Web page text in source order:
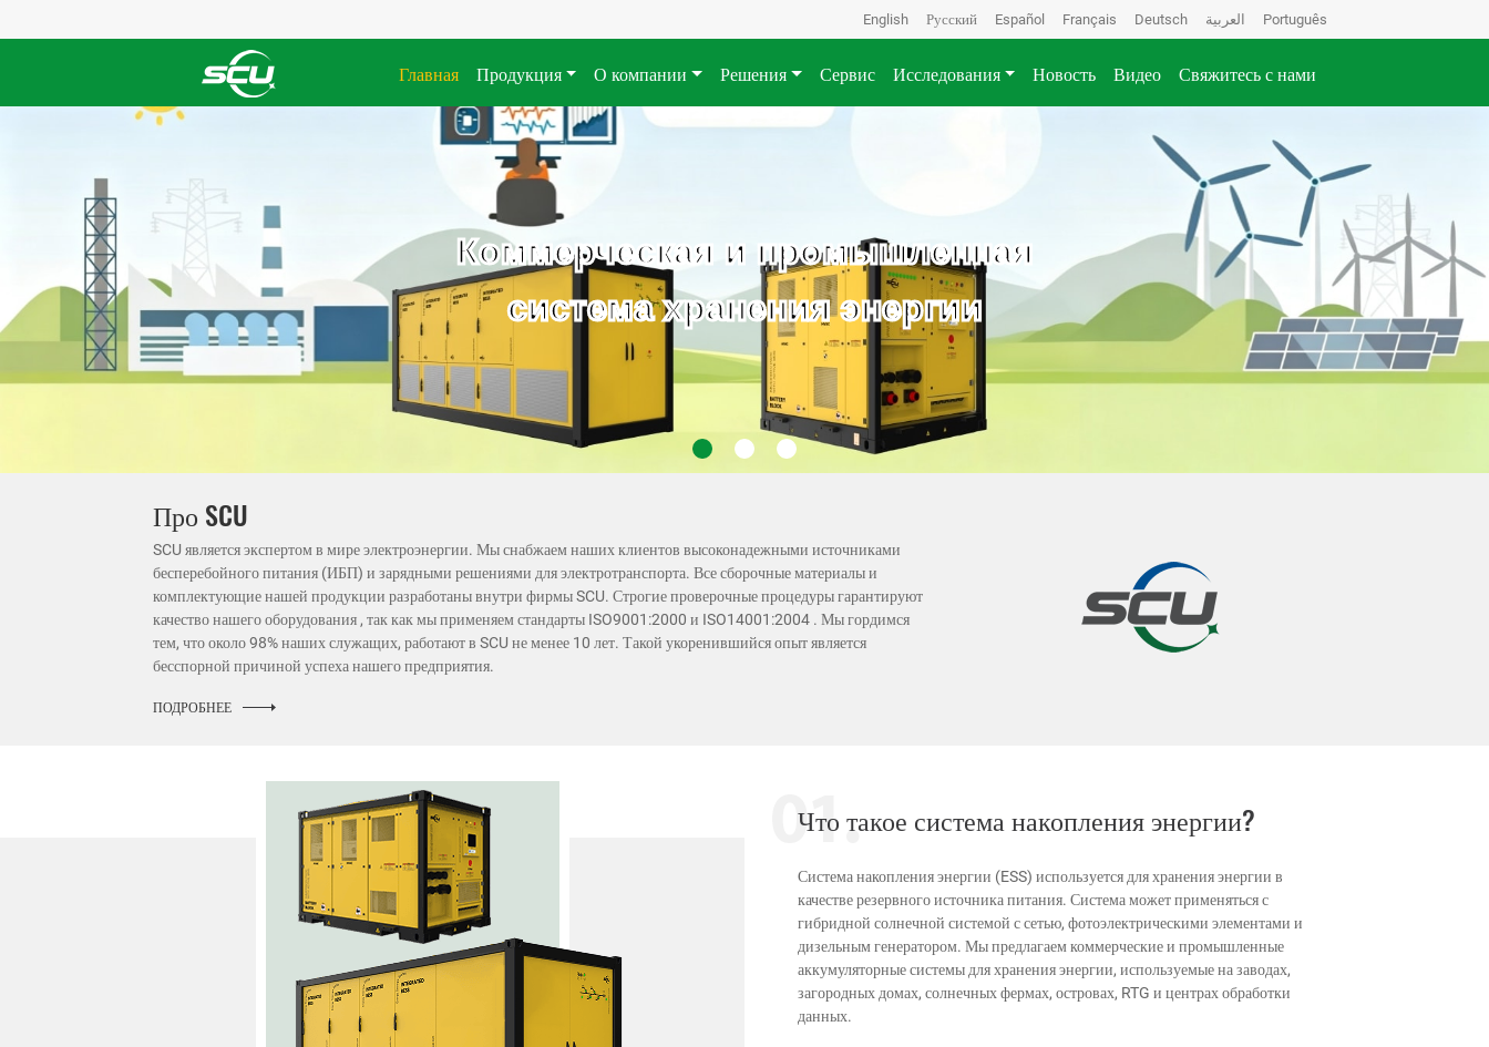
English Русский Español Français Deutsch العربية Português
Главная Продукция О компании Решения Сервис Исследования Новость Видео Свяжитесь с нами
Коммерческая и промышленная
система хранения энергии
Про SCU
SCU является экспертом в мире электроэнергии. Мы снабжаем наших клиентов высоконадежными источниками
бесперебойного питания (ИБП) и зарядными решениями для электротранспорта. Все сборочные материалы и
комплектующие нашей продукции разработаны внутри фирмы SCU. Строгие проверочные процедуры гарантируют
качество нашего оборудования , так как мы применяем стандарты ISO9001:2000 и ISO14001:2004 . Мы гордимся
тем, что около 98% наших служащих, работают в SCU не менее 10 лет. Такой укоренившийся опыт является
бесспорной причиной успеха нашего предприятия.
ПОДРОБНЕЕ
Что такое система накопления энергии?
Система накопления энергии (ESS) используется для хранения энергии в
качестве резервного источника питания. Система может применяться с
гибридной солнечной системой с сетью, фотоэлектрическими элементами и
дизельным генератором. Мы предлагаем коммерческие и промышленные
аккумуляторные системы для хранения энергии, используемые на заводах,
загородных домах, солнечных фермах, островах, RTG и центрах обработки
данных.